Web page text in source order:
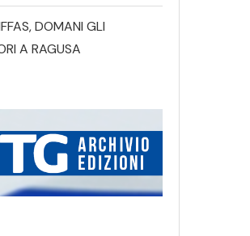
DOMANI GLI
A RAGUSA